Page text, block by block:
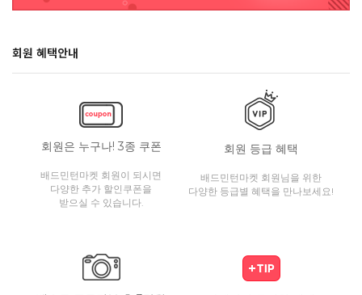
회원 혜택안내
회원은 누구나! 3종 쿠폰
배드민턴마켓 회원이 되시면
다양한 추가 할인쿠폰을
받으실 수 있습니다.
회원 등급 혜택
배드민턴마켓 회원님을 위한
다양한 등급별 혜택을 만나보세요!